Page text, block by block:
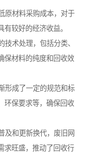
原材料采购成本，对于
有较好的经济收益。
术处理，包括分类、
保材料的纯度和回收效
形成了一定的规范和标
环保要求等，确保回收
及和更新换代，废旧网
求旺盛，推动了回收行